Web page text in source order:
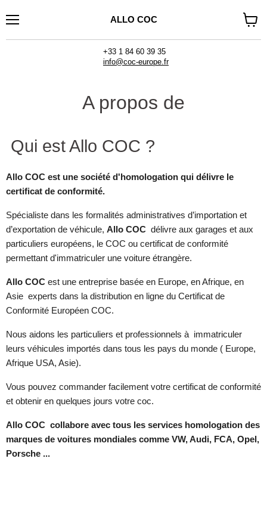
ALLO COC
+33 1 84 60 39 35
info@coc-europe.fr
le
A propos de
Qui est Allo COC ?
Allo COC est une société d'homologation qui délivre le
certificat de conformité.
Spécialiste dans les formalités administratives d’importation et
d’exportation de véhicule, Allo COC délivre aux garages et aux
particuliers européens, le COC ou certificat de conformité
permettant d'immatriculer une voiture étrangère.
Allo COC est une entreprise basée en Europe, en Afrique, en
Asie experts dans la distribution en ligne du Certificat de
Conformité Européen COC.
Nous aidons les particuliers et professionnels à immatriculer
leurs véhicules importés dans tous les pays du monde ( Europe,
Afrique USA, Asie).
Vous pouvez commander facilement votre certificat de conformité
et obtenir en quelques jours votre coc.
Allo COC collabore avec tous les services homologation des
marques de voitures mondiales comme VW, Audi, FCA, Opel,
Porsche ...